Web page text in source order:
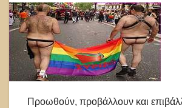
Προωθούν, προβάλλουν και